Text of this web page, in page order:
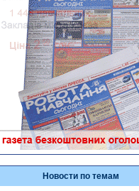
Новости по темам